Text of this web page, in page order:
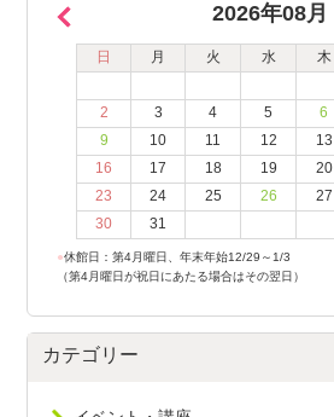
2026年08月
日 月 火 水 木
2
3 4 5 6
9
10 11 12 13
16
17 18 19 20
23
24 25 26 27
30
31
●休館日：第4月曜日、年末年始12/29～1/3
（第4月曜日が祝日にあたる場合はその翌日）
カテゴリー